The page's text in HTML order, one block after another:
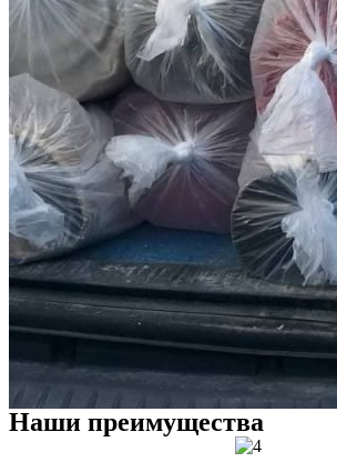
Наши преимущества